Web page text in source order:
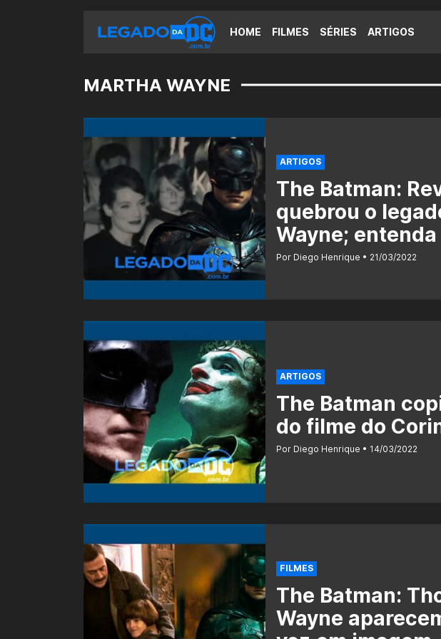
HOME FILMES SÉRIES ARTIGOS
MARTHA WAYNE
ARTIGOS
The Batman:
quebrou o
Wayne; entenda
Por Diego Henrique 21/03/2022
ARTIGOS
The Batman
do filme do
Por Diego Henrique 14/03/2022
FILMES
The Batman:
Wayne